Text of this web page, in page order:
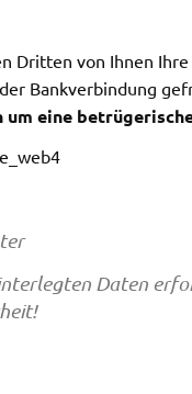
Dritten von Ihnen
Bankverbindung
um eine
Daten